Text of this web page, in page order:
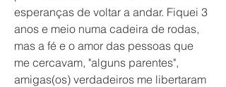
esperanças de voltar a andar. Fiquei 3
anos e meio numa cadeira de rodas,
mas a fé e o amor das pessoas que
me cercavam, "alguns parentes",
amigas(os) verdadeiros me libertaram